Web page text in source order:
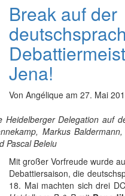
Break auf der
Jena!
Von Angélique am 27. Mai
Heidelberger Delegation auf
Markus
Pascal Beleiu
Mit großer Vorfreude wurde
Debattiersaison, die
18. Mai machten sich drei